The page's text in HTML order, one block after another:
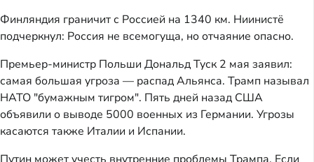
Финляндия граничит с Россией на 1340 км. Ниинистё
подчеркнул: Россия не всемогуща, но отчаяние опасно.
Премьер-министр Польши Дональд Туск 2 мая заявил:
самая большая угроза — распад Альянса. Трамп называл
НАТО "бумажным тигром". Пять дней назад США
объявили о выводе 5000 военных из Германии. Угрозы
касаются также Италии и Испании.